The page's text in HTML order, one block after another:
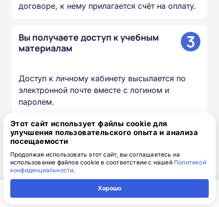
договоре, к нему прилагается счёт на оплату.
Вы получаете доступ к учебным
материалам
3
Доступ к личному кабинету высылается по
электронной почте вместе с логином и
паролем.
Изучаете материалы курса 4
Проходите лекции, изучаете документы и
презентации, сдаёте итоговый тест — в
удобное для вас время и темпе.
Этот сайт использует файлы cookie для
улучшения пользовательского опыта и анализа
посещаемости
Продолжая использовать этот сайт, вы соглашаетесь на
использование файлов cookie в соответствии с нашей Политикой
конфиденциальности.
Хорошо